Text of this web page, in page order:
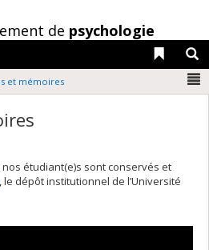
de psychologie
Liens
et mémoires
étudiant(e)s sont conservés et
, le dépôt institutionnel de l’Université